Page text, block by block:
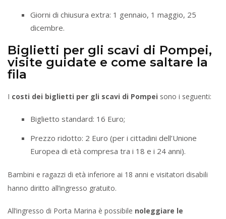
Giorni di chiusura extra: 1 gennaio, 1 maggio, 25
dicembre.
Biglietti per gli scavi di Pompei,
visite guidate e come saltare la
fila
I costi dei biglietti per gli scavi di Pompei sono i seguenti:
Biglietto standard: 16 Euro;
Prezzo ridotto: 2 Euro (per i cittadini dell’Unione
Europea di età compresa tra i 18 e i 24 anni).
Bambini e ragazzi di età inferiore ai 18 anni e visitatori disabili
hanno diritto all’ingresso gratuito.
All’ingresso di Porta Marina è possibile noleggiare le